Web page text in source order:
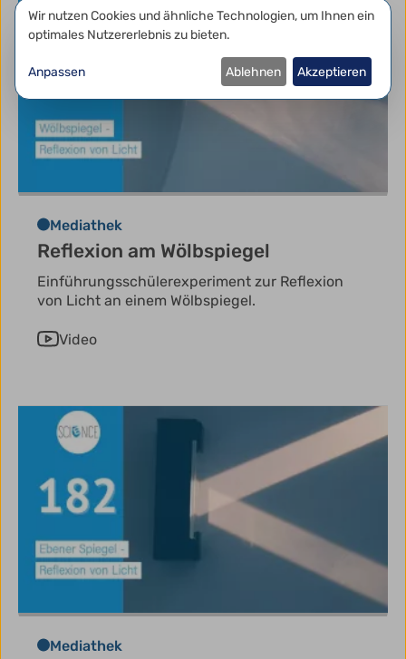
Mediathek
Reflexion am Wölbspiegel
Einführungsschülerexperiment zur Reflexion
von Licht an einem Wölbspiegel.
Video
Mediathek
Datenschutzeinstellungen
Wir nutzen Cookies und ähnliche Technologien, um Ihnen ein
optimales Nutzererlebnis zu bieten.
Anpassen Ablehnen Akzeptieren